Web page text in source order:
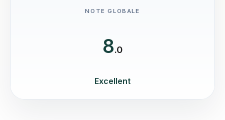
NOTE GLOBALE
8.0
Excellent